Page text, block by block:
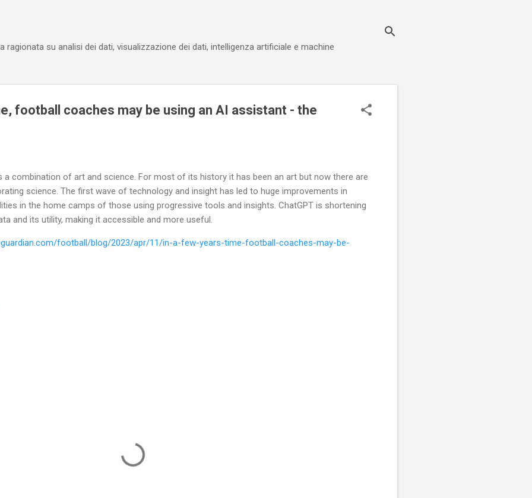
ragionata su analisi dei dati, visualizzazione dei dati, intelligenza artificiale e machine
football coaches may be using an AI assistant - the
a combination of art and science. For most of its history it has been an art but now there are
science. The first wave of technology and insight has led to huge improvements in
in the home camps of those using progressive tools and insights. ChatGPT is shortening
and its utility, making it accessible and more useful.
football/blog/2023/apr/11/in-a-few-years-time-football-coaches-may-be-